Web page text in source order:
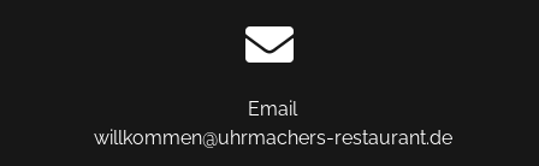
Email
willkommen@uhrmachers-restaurant.de